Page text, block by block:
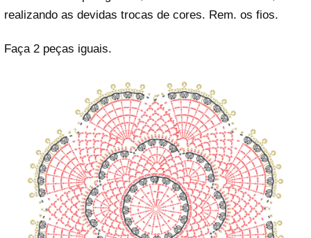
realizando as devidas trocas de cores. Rem. os fios.
Faça 2 peças iguais.